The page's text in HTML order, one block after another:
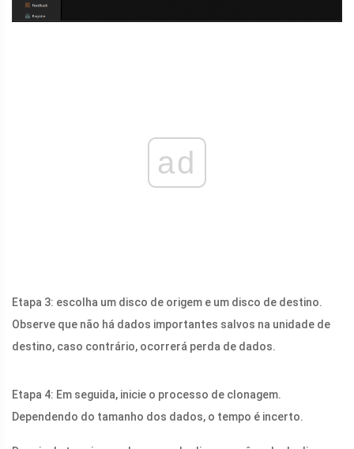
ad
Etapa 3: escolha um disco de origem e um disco de destino.
Observe que não há dados importantes salvos na unidade de
destino, caso contrário, ocorrerá perda de dados.
Etapa 4: Em seguida, inicie o processo de clonagem.
Dependendo do tamanho dos dados, o tempo é incerto.